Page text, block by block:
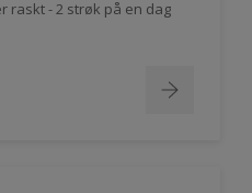
raskt - 2 strøk på en dag